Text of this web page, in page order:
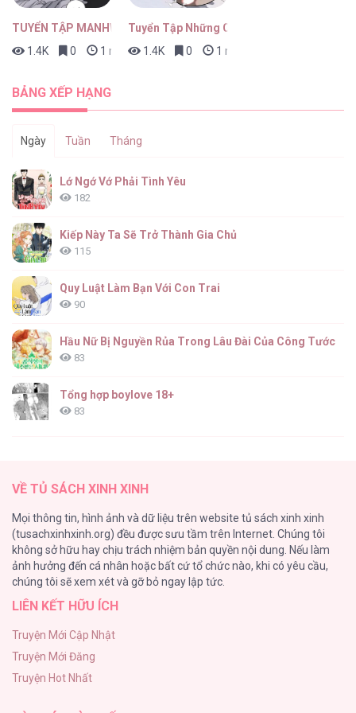
Đặc Vụ Anastasia [...] – Chap 55
Đặc Vụ Anastasia [...] – Chap 51
TUYỂN TẬP MANHWA BÍ MẬT CƠ THỂ
1.4K
0 1 ngày trước
Tuyển Tập Những Con Bot Dâm Múp Rụp
1.4K
0 1 ngày trước
BẢNG XẾP HẠNG
Ngày Tuần Tháng
Lớ Ngớ Vớ Phải Tình Yêu
182
Kiếp Này Ta Sẽ Trở Thành Gia Chủ
115
Quy Luật Làm Bạn Với Con Trai
90
Hầu Nữ Bị Nguyền Rủa Trong Lâu Đài Của Công Tước
83
Tổng hợp boylove 18+
83
82
TUYỂN TẬP MANHWA BÍ MẬT CƠ THỂ
74
Mối Tình Thầm Kín
Căn Nhà Của Dị Nhân
56
VỀ TỦ SÁCH XINH XINH
Mọi thông tin, hình ảnh và dữ liệu trên website tủ sách xinh xinh
(tusachxinhxinh.org) đều được sưu tầm trên Internet. Chúng tôi
không sở hữu hay chịu trách nhiệm bản quyền nội dung. Nếu làm
ảnh hưởng đến cá nhân hoặc bất cứ tổ chức nào, khi có yêu cầu,
chúng tôi sẽ xem xét và gỡ bỏ ngay lập tức.
LIÊN KẾT HỮU ÍCH
Truyện Mới Cập Nhật
Truyện Mới Đăng
Truyện Hot Nhất